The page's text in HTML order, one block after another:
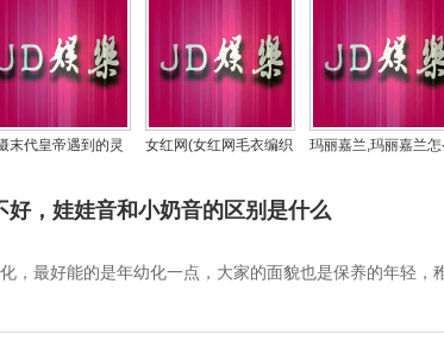
末代皇帝遇到的灵
坏故宫多少文物？
女红网(女红网毛衣编织
玛丽嘉兰,玛丽嘉兰怎
好，娃娃音和小奶音的区别是什么
，最好能的是年幼化一点，大家的面貌也是保养的年轻，